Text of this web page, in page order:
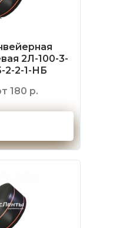
2Л-100-3-
2-2-1-НБ
180 р.